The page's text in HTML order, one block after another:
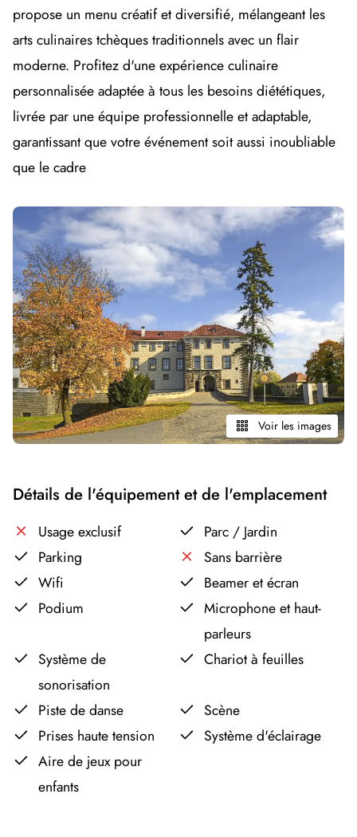
propose un menu créatif et diversifié, mélangeant les
arts culinaires tchèques traditionnels avec un flair
moderne. Profitez d'une expérience culinaire
personnalisée adaptée à tous les besoins diététiques,
livrée par une équipe professionnelle et adaptable,
garantissant que votre événement soit aussi inoubliable
que le cadre
Voir les images
Détails de l'équipement et de l'emplacement
Usage exclusif
Parc / Jardin
Parking
Sans barrière
Wifi
Beamer et écran
Podium
Microphone et haut-
parleurs
Système de
sonorisation
Chariot à feuilles
Piste de danse
Scène
Prises haute tension
Système d'éclairage
Aire de jeux pour
enfants